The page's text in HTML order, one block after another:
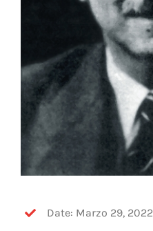
Date: Marzo 29, 2022